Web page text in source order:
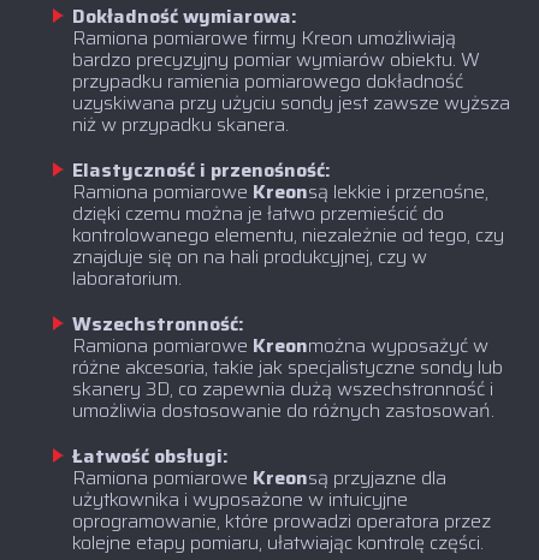
Dokładność wymiarowa:
Ramiona pomiarowe firmy Kreon umożliwiają
bardzo precyzyjny pomiar wymiarów obiektu. W
przypadku ramienia pomiarowego dokładność
uzyskiwana przy użyciu sondy jest zawsze wyższa
niż w przypadku skanera.
Elastyczność i przenośność:
‍Ramiona pomiarowe Kreonsą lekkie i przenośne,
dzięki czemu można je łatwo przemieścić do
kontrolowanego elementu, niezależnie od tego, czy
znajduje się on na hali produkcyjnej, czy w
laboratorium.
Wszechstronność:
‍Ramiona pomiarowe Kreonmożna wyposażyć w
różne akcesoria, takie jak specjalistyczne sondy lub
skanery 3D, co zapewnia dużą wszechstronność i
umożliwia dostosowanie do różnych zastosowań.
Łatwość obsługi:
‍Ramiona pomiarowe Kreonsą przyjazne dla
użytkownika i wyposażone w intuicyjne
oprogramowanie, które prowadzi operatora przez
kolejne etapy pomiaru, ułatwiając kontrolę części.